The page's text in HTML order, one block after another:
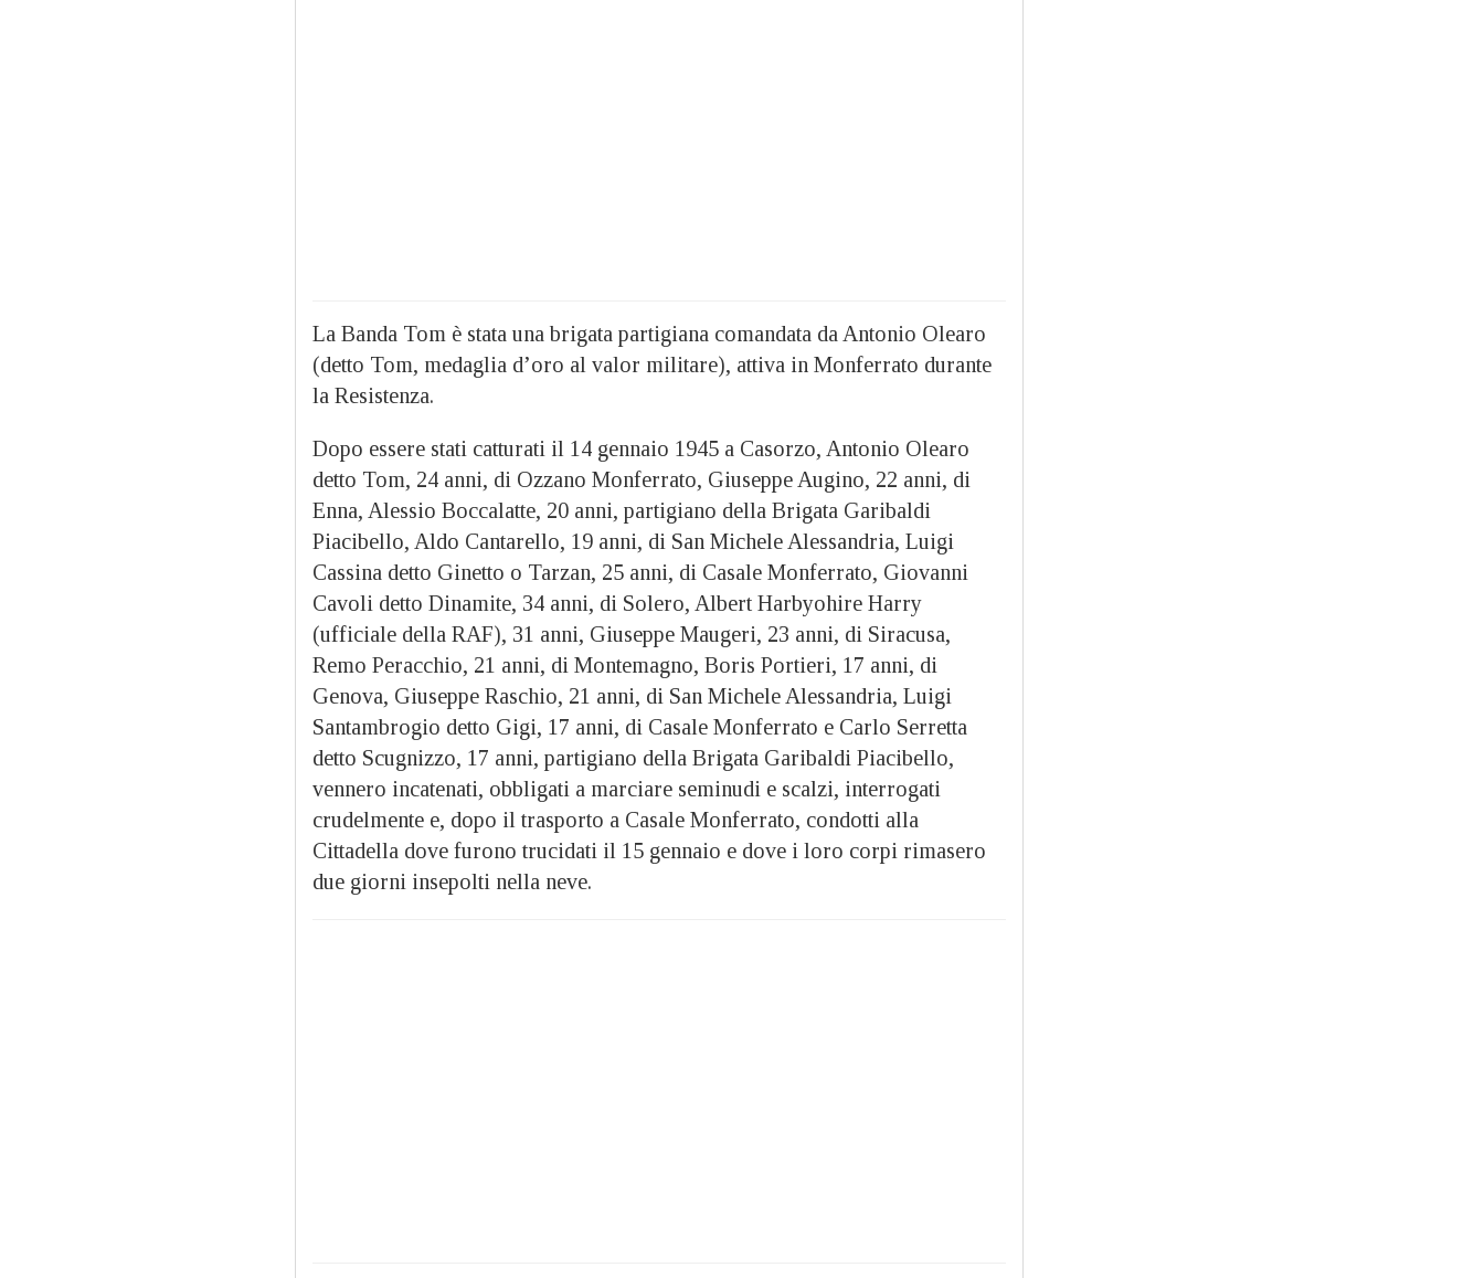
La Banda Tom è stata una brigata partigiana comandata da Antonio Olearo
(detto Tom, medaglia d’oro al valor militare), attiva in Monferrato durante
la Resistenza.
Dopo essere stati catturati il 14 gennaio 1945 a Casorzo, Antonio Olearo
detto Tom, 24 anni, di Ozzano Monferrato, Giuseppe Augino, 22 anni, di
Enna, Alessio Boccalatte, 20 anni, partigiano della Brigata Garibaldi
Piacibello, Aldo Cantarello, 19 anni, di San Michele Alessandria, Luigi
Cassina detto Ginetto o Tarzan, 25 anni, di Casale Monferrato, Giovanni
Cavoli detto Dinamite, 34 anni, di Solero, Albert Harbyohire Harry
(ufficiale della RAF), 31 anni, Giuseppe Maugeri, 23 anni, di Siracusa,
Remo Peracchio, 21 anni, di Montemagno, Boris Portieri, 17 anni, di
Genova, Giuseppe Raschio, 21 anni, di San Michele Alessandria, Luigi
Santambrogio detto Gigi, 17 anni, di Casale Monferrato e Carlo Serretta
detto Scugnizzo, 17 anni, partigiano della Brigata Garibaldi Piacibello,
vennero incatenati, obbligati a marciare seminudi e scalzi, interrogati
crudelmente e, dopo il trasporto a Casale Monferrato, condotti alla
Cittadella dove furono trucidati il 15 gennaio e dove i loro corpi rimasero
due giorni insepolti nella neve.